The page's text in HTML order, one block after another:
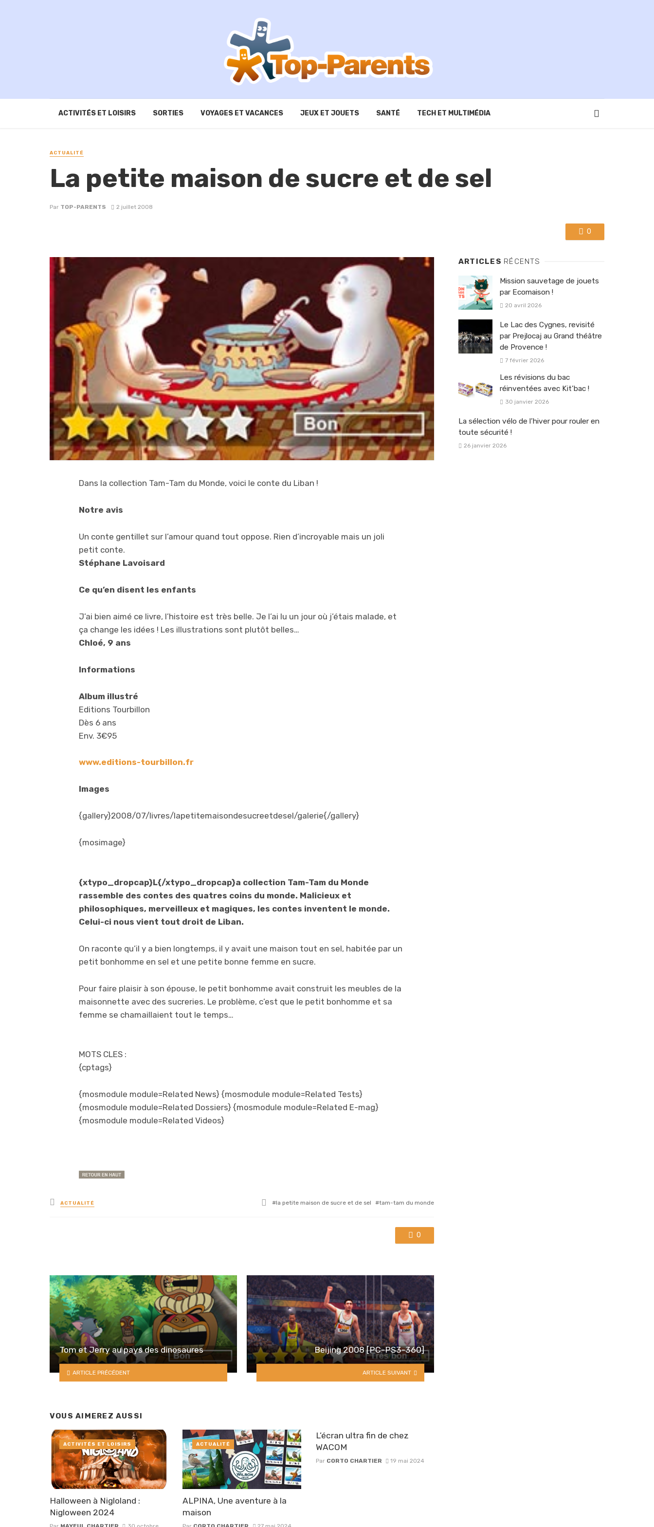
ACTIVITÉS ET LOISIRS SORTIES VOYAGES ET VACANCES JEUX ET JOUETS SANTÉ TECH ET MULTIMÉDIA
ACTUALITÉ
La petite maison de sucre et de sel
Par TOP-PARENTS 2 juillet 2008
0
Dans la collection Tam-Tam du Monde, voici le conte du Liban !
Notre avis
Un conte gentillet sur l’amour quand tout oppose. Rien d’incroyable mais un joli
petit conte.
Stéphane Lavoisard
Ce qu’en disent les enfants
J’ai bien aimé ce livre, l’histoire est très belle. Je l’ai lu un jour où j’étais malade, et
ça change les idées ! Les illustrations sont plutôt belles…
Chloé, 9 ans
Informations
Album illustré
Editions Tourbillon
Dès 6 ans
Env. 3€95
www.editions-tourbillon.fr
Images
{gallery}2008/07/livres/lapetitemaisondesucreetdesel/galerie{/gallery}
{mosimage}
{xtypo_dropcap}L{/xtypo_dropcap}a collection Tam-Tam du Monde
rassemble des contes des quatres coins du monde. Malicieux et
philosophiques, merveilleux et magiques, les contes inventent le monde.
Celui-ci nous vient tout droit de Liban.
On raconte qu’il y a bien longtemps, il y avait une maison tout en sel, habitée par un
petit bonhomme en sel et une petite bonne femme en sucre.
Pour faire plaisir à son épouse, le petit bonhomme avait construit les meubles de la
maisonnette avec des sucreries. Le problème, c’est que le petit bonhomme et sa
femme se chamaillaient tout le temps…
MOTS CLES :
{cptags}
{mosmodule module=Related News} {mosmodule module=Related Tests}
{mosmodule module=Related Dossiers} {mosmodule module=Related E-mag}
{mosmodule module=Related Videos}
Posted
in
ACTUALITÉ
Tagged
la petite maison de sucre et de sel tam-tam du monde
0
Tom et Jerry au pays des dinosaures
ARTICLE PRÉCÉDENT
Beijing 2008 [PC-PS3-360]
ARTICLE SUIVANT
VOUS AIMEREZ AUSSI
Halloween à Nigloland :
Nigloween 2024
ACTIVITÉS ET LOISIRS
ALPINA, Une aventure à la
maison
ACTUALITÉ
L’écran ultra fin de chez
WACOM
Par CORTO CHARTIER 19 mai 2024
ARTICLES RÉCENTS
Mission sauvetage de jouets
par Ecomaison !
20 avril 2026
Le Lac des Cygnes, revisité
par Prejlocaj au Grand théâtre
de Provence !
7 février 2026
Les révisions du bac
réinventées avec Kit’bac !
30 janvier 2026
La sélection vélo de l’hiver pour rouler en
toute sécurité !
26 janvier 2026